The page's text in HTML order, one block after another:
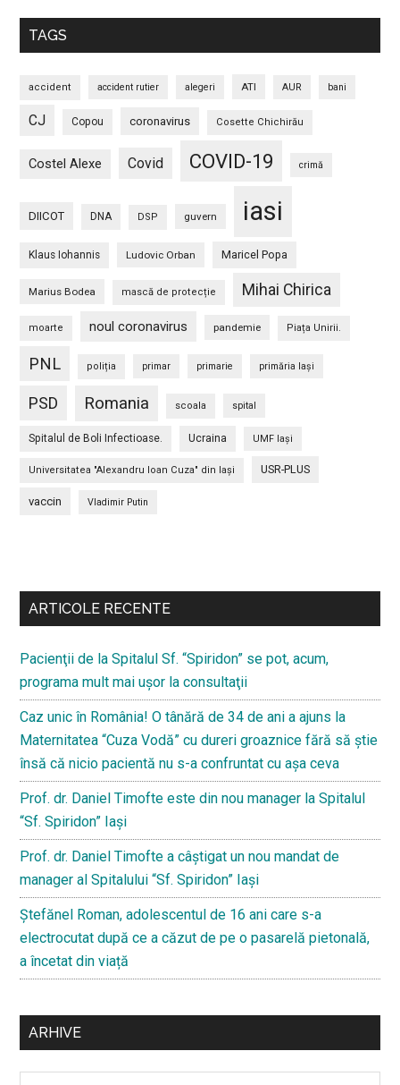
TAGS
accident accident rutier alegeri ATI AUR bani
CJ Copou coronavirus Cosette Chichirău
Costel Alexe Covid COVID-19 crimă
DIICOT DNA DSP guvern iasi
Klaus Iohannis Ludovic Orban Maricel Popa
Marius Bodea mască de protecție Mihai Chirica
moarte noul coronavirus pandemie Piața Unirii.
PNL poliția primar primarie primăria Iași
PSD Romania scoala spital
Spitalul de Boli Infectioase. Ucraina UMF Iași
Universitatea "Alexandru Ioan Cuza" din Iaşi USR-PLUS
vaccin Vladimir Putin
secundara
ARTICOLE RECENTE
Pacienţii de la Spitalul Sf. “Spiridon” se pot, acum,
programa mult mai uşor la consultaţii
Caz unic în România! O tânără de 34 de ani a ajuns la
Maternitatea “Cuza Vodă” cu dureri groaznice fără să ştie
însă că nicio pacientă nu s-a confruntat cu așa ceva
Prof. dr. Daniel Timofte este din nou manager la Spitalul
“Sf. Spiridon” Iaşi
Prof. dr. Daniel Timofte a câștigat un nou mandat de
manager al Spitalului “Sf. Spiridon” Iași
Ştefănel Roman, adolescentul de 16 ani care s-a
electrocutat după ce a căzut de pe o pasarelă pietonală,
a încetat din viață
ARHIVE